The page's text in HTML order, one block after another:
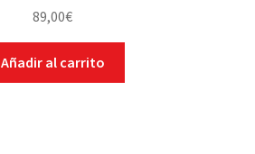
89,00€
Añadir al carrito